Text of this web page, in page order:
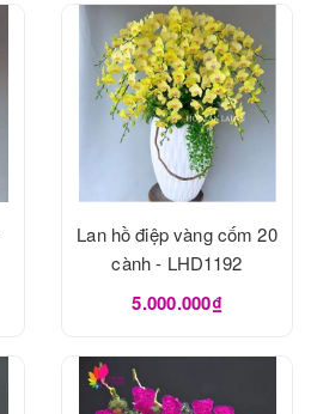
Lan hồ điệp vàng cốm 20
cành - LHD1192
5.000.000₫